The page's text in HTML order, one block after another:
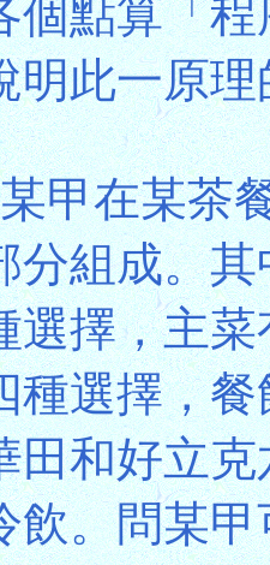
個點算「
明此一原
甲在某茶
分組成。
選擇，主
種選擇，
田和好立
飲。問某